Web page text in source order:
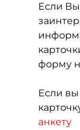
Если
форму
Если вы
анкету